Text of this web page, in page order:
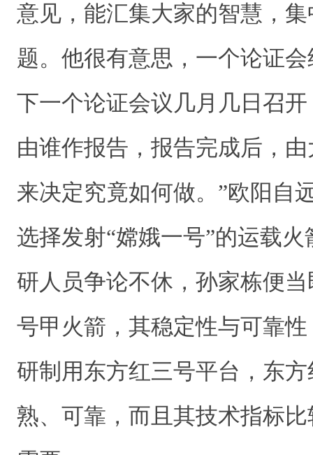
意见，能汇集大家的智慧，
题。他很有意思，一个论证
下一个论证会议几月几日召
由谁作报告，报告完成后，
来决定究竟如何做。”欧阳自
选择发射“嫦娥一号”的运载
研人员争论不休，孙家栋便
号甲火箭，其稳定性与可靠
研制用东方红三号平台，东
熟、可靠，而且其技术指标